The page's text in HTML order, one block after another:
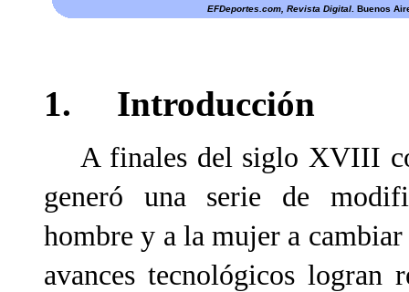
EFDeportes.com, Revista Digital. Buenos
1. Introducción
A finales del siglo XVIII
generó una serie de
hombre y a la mujer a
avances tecnológicos